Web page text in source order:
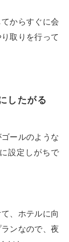
からすぐに会
取りを行って
したがる
ールのような
設定しがちで
、ホテルに向
ンなので、夜